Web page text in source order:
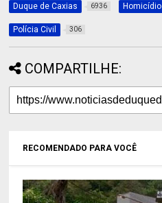
Duque de Caxias 6936 Homicídio
Polícia Civil 306
COMPARTILHE:
RECOMENDADO PARA VOCÊ